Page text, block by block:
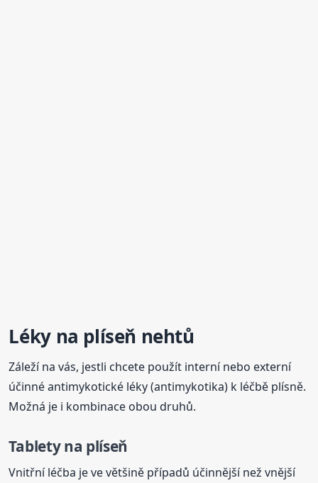
Léky na plíseň nehtů
Záleží na vás, jestli chcete použít interní nebo externí
účinné antimykotické léky (antimykotika) k léčbě plísně.
Možná je i kombinace obou druhů.
Tablety na plíseň
Vnitřní léčba je ve většině případů účinnější než vnější